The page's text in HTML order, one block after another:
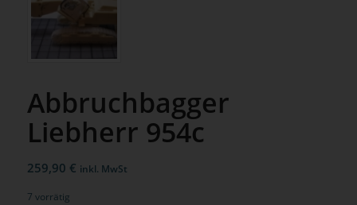
Abbruchbagger
Liebherr 954c
259,90 € inkl. MwSt
7 vorrätig